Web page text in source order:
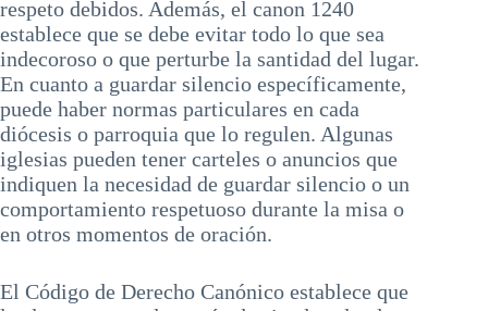
respeto debidos. Además, el canon 1240
establece que se debe evitar todo lo que sea
indecoroso o que perturbe la santidad del lugar.
En cuanto a guardar silencio específicamente,
puede haber normas particulares en cada
diócesis o parroquia que lo regulen. Algunas
iglesias pueden tener carteles o anuncios que
indiquen la necesidad de guardar silencio o un
comportamiento respetuoso durante la misa o
en otros momentos de oración.
El Código de Derecho Canónico establece que